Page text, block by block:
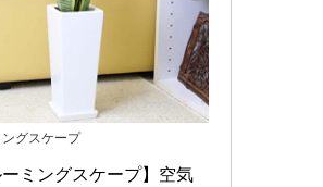
ングスケープ
ーミングスケープ】空気